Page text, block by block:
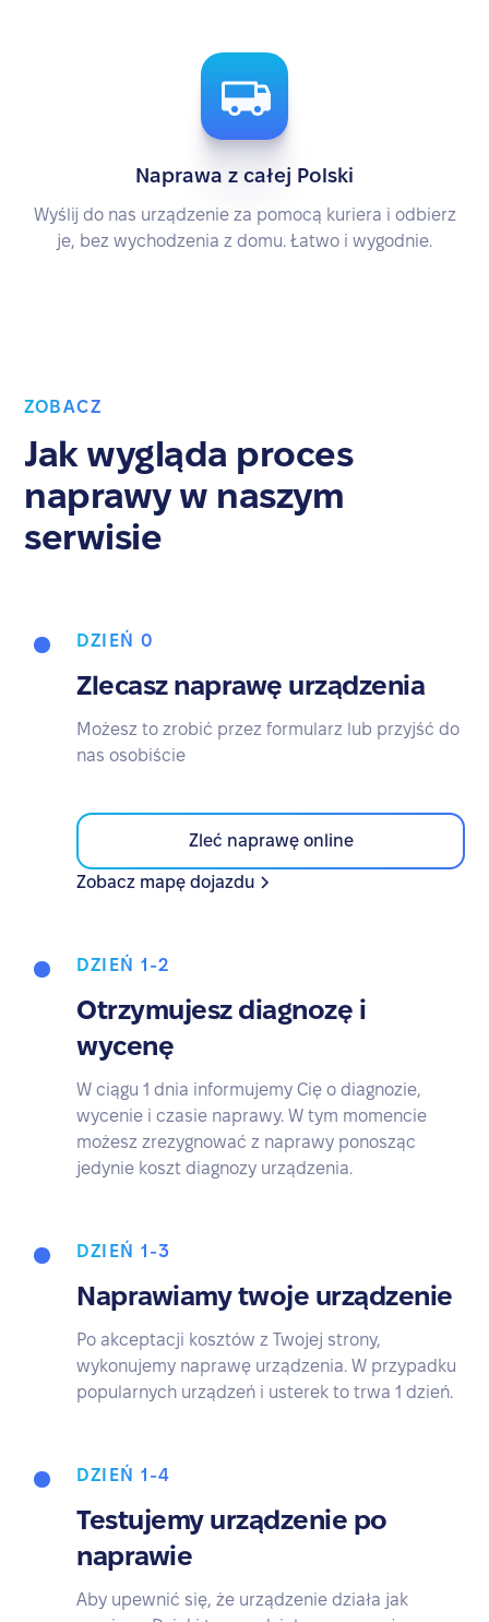
Naprawa z całej Polski
Wyślij do nas urządzenie za pomocą kuriera i odbierz
je, bez wychodzenia z domu. Łatwo i wygodnie.
ZOBACZ
Jak wygląda proces
naprawy w naszym
serwisie
DZIEŃ 0
Zlecasz naprawę urządzenia
Możesz to zrobić przez formularz lub przyjść do
nas osobiście
Zleć naprawę online
Zobacz mapę dojazdu
DZIEŃ 1-2
Otrzymujesz diagnozę i
wycenę
W ciągu 1 dnia informujemy Cię o diagnozie,
wycenie i czasie naprawy. W tym momencie
możesz zrezygnować z naprawy ponosząc
jedynie koszt diagnozy urządzenia.
DZIEŃ 1-3
Naprawiamy twoje urządzenie
Po akceptacji kosztów z Twojej strony,
wykonujemy naprawę urządzenia. W przypadku
popularnych urządzeń i usterek to trwa 1 dzień.
DZIEŃ 1-4
Testujemy urządzenie po
naprawie
Aby upewnić się, że urządzenie działa jak